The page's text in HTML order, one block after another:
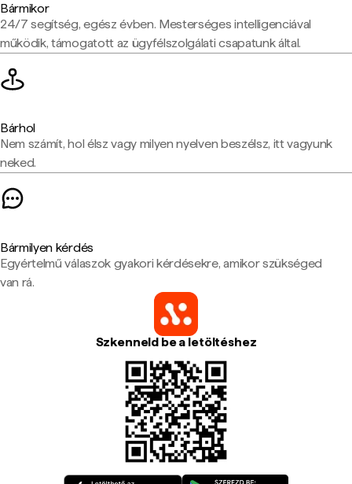
Bármikor
24/7 segítség, egész évben. Mesterséges intelligenciával
működik, támogatott az ügyfélszolgálati csapatunk által.
Bárhol
Nem számít, hol élsz vagy milyen nyelven beszélsz, itt vagyunk
neked.
Bármilyen kérdés
Egyértelmű válaszok gyakori kérdésekre, amikor szükséged
van rá.
Szkenneld be a letöltéshez